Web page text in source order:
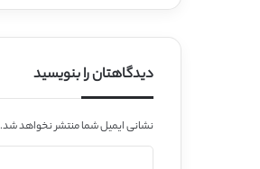
دیدگاهتان را بنویسید
نشانی ایمیل شما منتشر نخواهد شد.